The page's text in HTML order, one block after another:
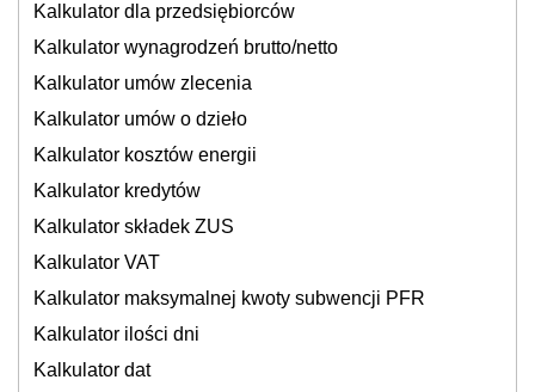
Kalkulator dla przedsiębiorców
Kalkulator wynagrodzeń brutto/netto
Kalkulator umów zlecenia
Kalkulator umów o dzieło
Kalkulator kosztów energii
Kalkulator kredytów
Kalkulator składek ZUS
Kalkulator VAT
Kalkulator maksymalnej kwoty subwencji PFR
Kalkulator ilości dni
Kalkulator dat